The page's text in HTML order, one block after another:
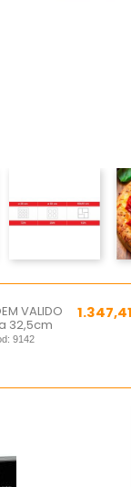
VALIDO
32,5cm
9142